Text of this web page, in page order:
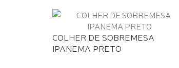
COLHER DE SOBREMESA
IPANEMA PRETO